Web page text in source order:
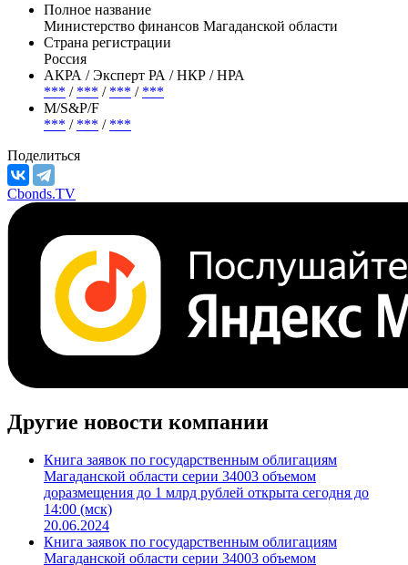
Полное название
Министерство финансов Магаданской области
Страна регистрации
Россия
АКРА / Эксперт РА / НКР / НРА
*** / *** / *** / ***
М/S&P/F
*** / *** / ***
Поделиться
Cbonds.TV
Другие новости компании
Книга заявок по государственным облигациям
Магаданской области серии 34003 объемом
доразмещения до 1 млрд рублей открыта сегодня до
14:00 (мск)
20.06.2024
Книга заявок по государственным облигациям
Магаданской области серии 34003 объемом